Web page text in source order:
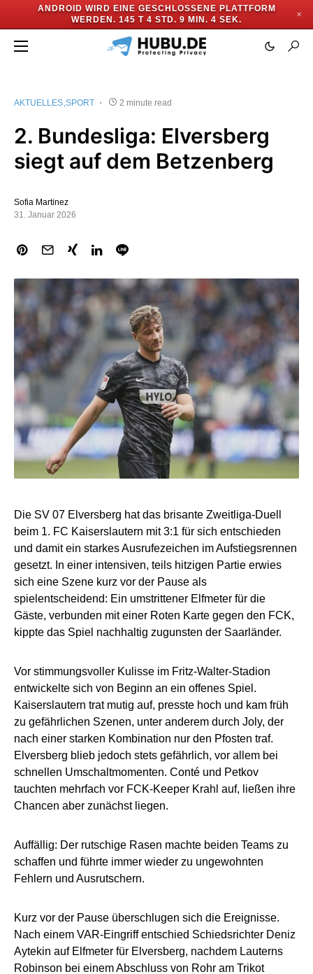
ANDROID WIRD EINE GESCHLOSSENE PLATTFORM
WERDEN. 145 T 4 STD. 9 MIN. 4 SEK.
✕
AKTUELLES SPORT 2 minute read
2. Bundesliga: Elversberg
siegt auf dem Betzenberg
Sofia Martinez
31. Januar 2026
Die SV 07 Elversberg hat das brisante Zweitliga-Duell
beim 1. FC Kaiserslautern mit 3:1 für sich entschieden
und damit ein starkes Ausrufezeichen im Aufstiegsrennen
gesetzt. In einer intensiven, teils hitzigen Partie erwies
sich eine Szene kurz vor der Pause als
spielentscheidend: Ein umstrittener Elfmeter für die
Gäste, verbunden mit einer Roten Karte gegen den FCK,
kippte das Spiel nachhaltig zugunsten der Saarländer.
Vor stimmungsvoller Kulisse im Fritz-Walter-Stadion
entwickelte sich von Beginn an ein offenes Spiel.
Kaiserslautern trat mutig auf, presste hoch und kam früh
zu gefährlichen Szenen, unter anderem durch Joly, der
nach einer starken Kombination nur den Pfosten traf.
Elversberg blieb jedoch stets gefährlich, vor allem bei
schnellen Umschaltmomenten. Conté und Petkov
tauchten mehrfach vor FCK-Keeper Krahl auf, ließen ihre
Chancen aber zunächst liegen.
Auffällig: Der rutschige Rasen machte beiden Teams zu
schaffen und führte immer wieder zu ungewohnten
Fehlern und Ausrutschern.
Kurz vor der Pause überschlugen sich die Ereignisse.
Nach einem VAR-Eingriff entschied Schiedsrichter Deniz
Aytekin auf Elfmeter für Elversberg, nachdem Lauterns
Robinson bei einem Abschluss von Rohr am Trikot